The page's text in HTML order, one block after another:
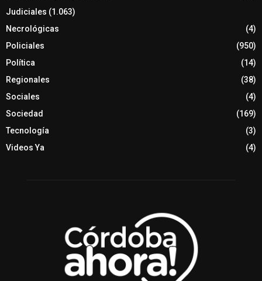
Judiciales (1.063)
Necrológicas
(4)
Policiales
(950)
Política
(14)
Regionales
(38)
Sociales
(4)
Sociedad
(169)
Tecnología
(3)
Videos Ya
(4)